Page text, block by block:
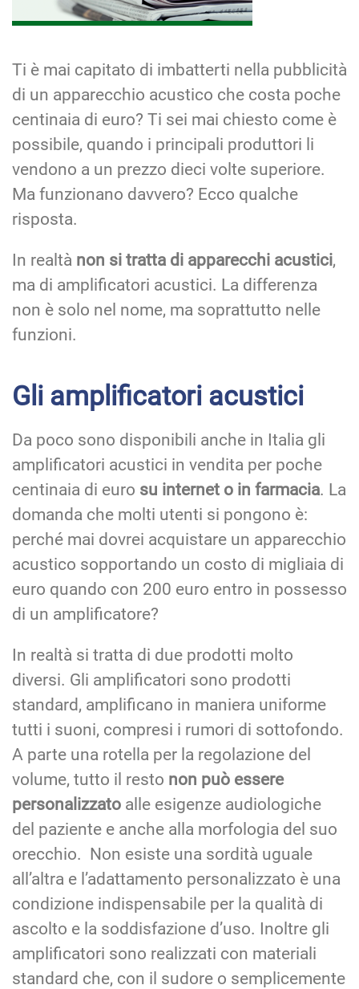
Ti è mai capitato di imbatterti nella pubblicità
di un apparecchio acustico che costa poche
centinaia di euro? Ti sei mai chiesto come è
possibile, quando i principali produttori li
vendono a un prezzo dieci volte superiore.
Ma funzionano davvero? Ecco qualche
risposta.
In realtà non si tratta di apparecchi acustici,
ma di amplificatori acustici. La differenza
non è solo nel nome, ma soprattutto nelle
funzioni.
Gli amplificatori acustici
Da poco sono disponibili anche in Italia gli
amplificatori acustici in vendita per poche
centinaia di euro su internet o in farmacia. La
domanda che molti utenti si pongono è:
perché mai dovrei acquistare un apparecchio
acustico sopportando un costo di migliaia di
euro quando con 200 euro entro in possesso
di un amplificatore?
In realtà si tratta di due prodotti molto
diversi. Gli amplificatori sono prodotti
standard, amplificano in maniera uniforme
tutti i suoni, compresi i rumori di sottofondo.
A parte una rotella per la regolazione del
volume, tutto il resto non può essere
personalizzato alle esigenze audiologiche
del paziente e anche alla morfologia del suo
orecchio. Non esiste una sordità uguale
all’altra e l’adattamento personalizzato è una
condizione indispensabile per la qualità di
ascolto e la soddisfazione d’uso. Inoltre gli
amplificatori sono realizzati con materiali
standard che, con il sudore o semplicemente